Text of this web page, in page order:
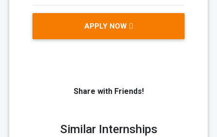
APPLY NOW
Share with Friends!
Similar Internships